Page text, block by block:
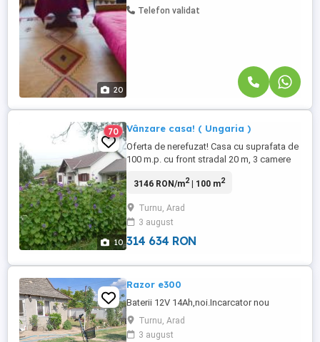
20
Telefon validat
10
70 Vânzare casa! ( Ungaria )
Oferta de nerefuzat! Casa cu suprafata de
100 m.p. cu front stradal 20 m, 3 camere
toaleta separata, mobilata, reparatie
automobile, acareturi perfect adaptabile
pentru depozite si alte activitati, curte
pavata, fântână ...
3146 RON/m2| 100 m2
Turnu, Arad
3 august
314 634 RON
Razor e300
Baterii 12V 14Ah,noi.Incarcator nou
Turnu, Arad
3 august